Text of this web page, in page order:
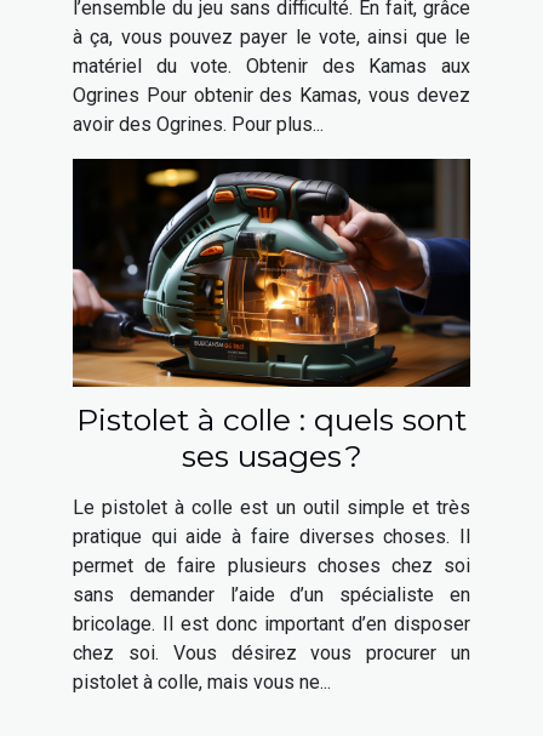
l’ensemble du jeu sans difficulté. En fait, grâce
à ça, vous pouvez payer le vote, ainsi que le
matériel du vote. Obtenir des Kamas aux
Ogrines Pour obtenir des Kamas, vous devez
avoir des Ogrines. Pour plus...
Pistolet à colle : quels sont
ses usages ?
Le pistolet à colle est un outil simple et très
pratique qui aide à faire diverses choses. Il
permet de faire plusieurs choses chez soi
sans demander l’aide d’un spécialiste en
bricolage. Il est donc important d’en disposer
chez soi. Vous désirez vous procurer un
pistolet à colle, mais vous ne...